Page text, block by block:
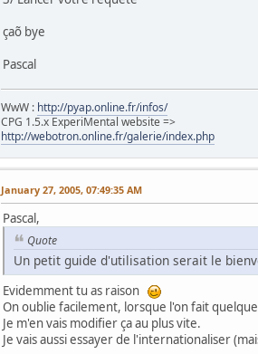
<input type="radio" name="typechoix"
echo
<?phpif($_POST["typechoix"
echo"CHECKED";?>
value=" OR "><b>OU</b>
<?php
endtable();
//echo "<br>";
// Select all keywords
$result=mysql_query ("select
if (!mysql_num_rows($result))cpg_die(
çaõ bye
Pascal
WwW : http://pyap.online.fr/infos/
CPG 1.5.x ExperiMental website =>
http://webotron.online.fr/galerie/index.php
January 27, 2005, 07:49:35 AM
Pascal,
Quote
Un petit guide d'utilisation serait le
Evidemment tu as raison
On oublie facilement, lorsque l'on fait
Je m'en vais modifier ça au plus vite.
Je vais aussi essayer de l'internationaliser